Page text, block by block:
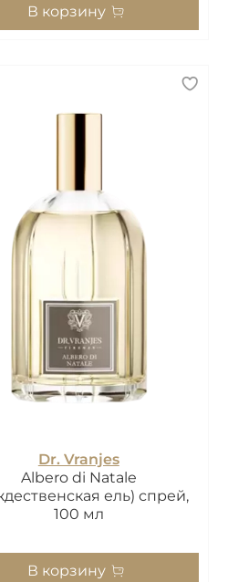
В корзину
Dr. Vranjes
Albero di Natale
ель) спрей,
100 мл
В корзину